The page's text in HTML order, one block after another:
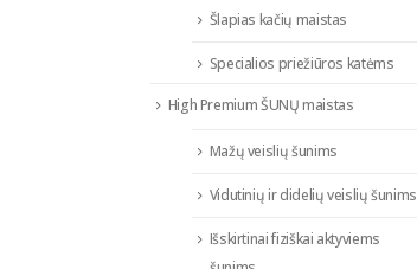
Šlapias kačių maistas
Specialios priežiūros katėms
High Premium ŠUNŲ maistas
Mažų veislių šunims
Vidutinių ir didelių veislių šunims
Išskirtinai fiziškai aktyviems